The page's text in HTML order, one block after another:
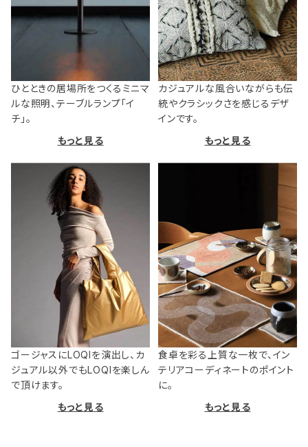
ひとときの居場所をつくるミニマ
ルな照明、テーブルランプ「イ
チ」。
もっと見る
カジュアルな風合いながらも伝
統やクラシックさを感じるデザ
インです。
もっと見る
ゴージャスにLOQIを演出し、カ
ジュアル以外でもLOQIを楽しん
で頂けます。
もっと見る
食卓を彩る上質な一枚で、イン
テリアコーディネートのポイント
に。
もっと見る